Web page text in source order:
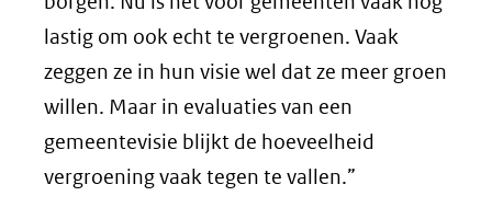
lastig om ook echt te vergroenen. Vaak
zeggen ze in hun visie wel dat ze meer groen
willen. Maar in evaluaties van een
gemeentevisie blijkt de hoeveelheid
vergroening vaak tegen te vallen.”